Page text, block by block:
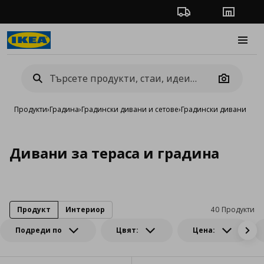
Проследяване на
Camera
Продукти›Градина›Градински дивани и сетове›Градински дивани
Дивани за тераса и градина
Подреди по Цвят: Цена:
40 Продукти
Продукт Интериор